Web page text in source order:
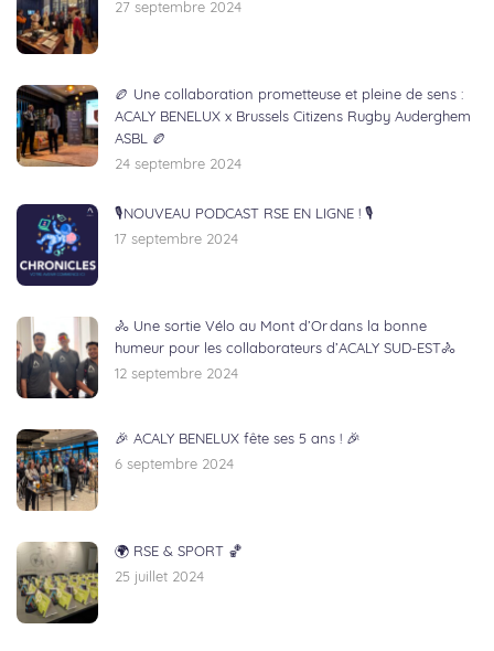
27 septembre 2024
🏉 Une collaboration prometteuse et pleine de sens :
ACALY BENELUX x Brussels Citizens Rugby Auderghem
ASBL 🏉
24 septembre 2024
🎙NOUVEAU PODCAST RSE EN LIGNE ! 🎙
17 septembre 2024
🚴 Une sortie Vélo au Mont d’Or dans la bonne
humeur pour les collaborateurs d’ACALY SUD-EST🚴
12 septembre 2024
🎉 ACALY BENELUX fête ses 5 ans ! 🎉
6 septembre 2024
🌍 RSE & SPORT 🏀
25 juillet 2024